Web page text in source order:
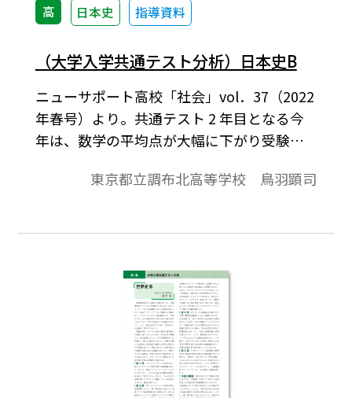
高 日本史 指導資料
（大学入学共通テスト分析）日本史B
ニューサポート高校「社会」vol．37（2022
年春号）より。共通テスト 2 年目となる今
年は、数学の平均点が大幅に下がり受験生
10点以上平均点を下げ（52.81 点）、センタ
長いリード文（会話文）や数多くの史資料
とも、難化の一因と考えられる。
東京都立調布北高等学校 鳥羽顕司